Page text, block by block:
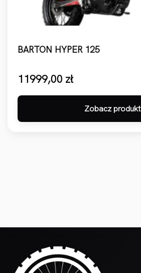
BARTON HYPER 125
11999,00 zł
Zobacz produkt